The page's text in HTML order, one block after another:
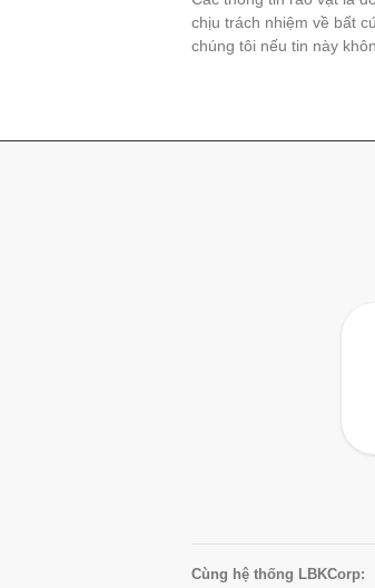
chịu trách nhiệm về bất
chúng tôi nếu tin này
Cùng hệ thống LBKCorp: